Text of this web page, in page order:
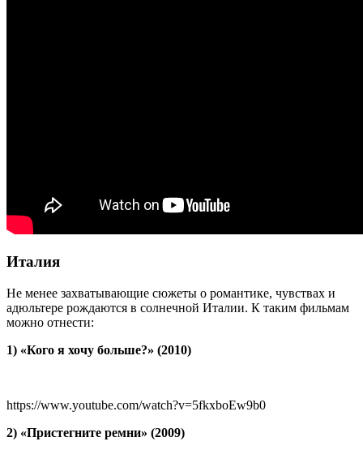
Италия
Не менее захватывающие сюжеты о романтике, чувствах и
адюльтере рождаются в солнечной Италии. К таким фильмам
можно отнести:
1) «Кого я хочу больше?» (2010)
https://www.youtube.com/watch?v=5fkxboEw9b0
2) «Пристегните ремни» (2009)